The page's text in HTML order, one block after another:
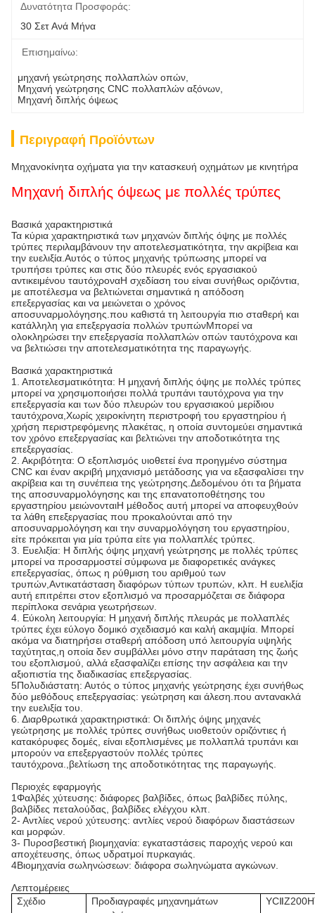
Δυνατότητα Προσφοράς:
30 Σετ Ανά Μήνα
Επισημαίνω:
μηχανή γεώτρησης πολλαπλών οπών
Μηχανή γεώτρησης CNC πολλαπλών αξόνων
Μηχανή διπλής όψεως
Περιγραφή Προϊόντων
Μηχανοκίνητα οχήματα για την κατασκευή οχημάτων με κινητήρα
Μηχανή διπλής όψεως με πολλές τρύπες
Βασικά χαρακτηριστικά
Τα κύρια χαρακτηριστικά των μηχανών διπλής όψης με πολλές
τρύπες περιλαμβάνουν την αποτελεσματικότητα, την ακρίβεια και
την ευελιξία.Αυτός ο τύπος μηχανής τρύπωσης μπορεί να
τρυπήσει τρύπες και στις δύο πλευρές ενός εργασιακού
αντικειμένου ταυτόχροναΗ σχεδίαση του είναι συνήθως οριζόντια,
με αποτέλεσμα να βελτιώνεται σημαντικά η απόδοση
επεξεργασίας και να μειώνεται ο χρόνος
αποσυναρμολόγησης.που καθιστά τη λειτουργία πιο σταθερή και
κατάλληλη για επεξεργασία πολλών τρυπώνΜπορεί να
ολοκληρώσει την επεξεργασία πολλαπλών οπών ταυτόχρονα και
να βελτιώσει την αποτελεσματικότητα της παραγωγής.
Βασικά χαρακτηριστικά
1. Αποτελεσματικότητα: Η μηχανή διπλής όψης με πολλές τρύπες
μπορεί να χρησιμοποιήσει πολλά τρυπάνι ταυτόχρονα για την
επεξεργασία και των δύο πλευρών του εργασιακού μερίδιου
ταυτόχρονα,Χωρίς χειροκίνητη περιστροφή του εργαστηρίου ή
χρήση περιστρεφόμενης πλακέτας, η οποία συντομεύει σημαντικά
τον χρόνο επεξεργασίας και βελτιώνει την αποδοτικότητα της
επεξεργασίας.
2. Ακριβότητα: Ο εξοπλισμός υιοθετεί ένα προηγμένο σύστημα
CNC και έναν ακριβή μηχανισμό μετάδοσης για να εξασφαλίσει την
ακρίβεια και τη συνέπεια της γεώτρησης.Δεδομένου ότι τα βήματα
της αποσυναρμολόγησης και της επανατοποθέτησης του
εργαστηρίου μειώνονταιΗ μέθοδος αυτή μπορεί να αποφευχθούν
τα λάθη επεξεργασίας που προκαλούνται από την
αποσυναρμολόγηση και την συναρμολόγηση του εργαστηρίου,
είτε πρόκειται για μία τρύπα είτε για πολλαπλές τρύπες.
3. Ευελιξία: Η διπλής όψης μηχανή γεώτρησης με πολλές τρύπες
μπορεί να προσαρμοστεί σύμφωνα με διαφορετικές ανάγκες
επεξεργασίας, όπως η ρύθμιση του αριθμού των
τρυπών,Αντικατάσταση διαφόρων τύπων τρυπών, κλπ. Η ευελιξία
αυτή επιτρέπει στον εξοπλισμό να προσαρμόζεται σε διάφορα
περίπλοκα σενάρια γεωτρήσεων.
4. Εύκολη λειτουργία: Η μηχανή διπλής πλευράς με πολλαπλές
τρύπες έχει εύλογο δομικό σχεδιασμό και καλή ακαμψία. Μπορεί
ακόμα να διατηρήσει σταθερή απόδοση υπό λειτουργία υψηλής
ταχύτητας,η οποία δεν συμβάλλει μόνο στην παράταση της ζωής
του εξοπλισμού, αλλά εξασφαλίζει επίσης την ασφάλεια και την
αξιοπιστία της διαδικασίας επεξεργασίας.
5Πολυδιάστατη: Αυτός ο τύπος μηχανής γεώτρησης έχει συνήθως
δύο μεθόδους επεξεργασίας: γεώτρηση και άλεση.που αντανακλά
την ευελιξία του.
6. Διαρθρωτικά χαρακτηριστικά: Οι διπλής όψης μηχανές
γεώτρησης με πολλές τρύπες συνήθως υιοθετούν οριζόντιες ή
κατακόρυφες δομές, είναι εξοπλισμένες με πολλαπλά τρυπάνι και
μπορούν να επεξεργαστούν πολλές τρύπες
ταυτόχρονα.,βελτίωση της αποδοτικότητας της παραγωγής.
Περιοχές εφαρμογής
1Φαλβές χύτευσης: διάφορες βαλβίδες, όπως βαλβίδες πύλης,
βαλβίδες πεταλούδας, βαλβίδες ελέγχου κλπ.
2- Αντλίες νερού χύτευσης: αντλίες νερού διαφόρων διαστάσεων
και μορφών.
3- Πυροσβεστική βιομηχανία: εγκαταστάσεις παροχής νερού και
αποχέτευσης, όπως υδρατμοί πυρκαγιάς.
4Βιομηχανία σωληνώσεων: διάφορα σωληνώματα αγκώνων.
Λεπτομέρειες
Σχέδιο
Προδιαγραφές μηχανημάτων
YC Ⅱ